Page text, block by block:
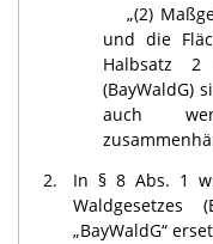
„(2)
und die
Halbsatz 2
(BayWaldG)
auch
2.
In § 8 Abs. 1
Waldgesetzes
„BayWaldG“